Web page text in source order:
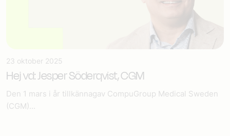
23 oktober 2025
Hej vd: Jesper Söderqvist, CGM
Den 1 mars i år tillkännagav CompuGroup Medical Sweden
(CGM)...